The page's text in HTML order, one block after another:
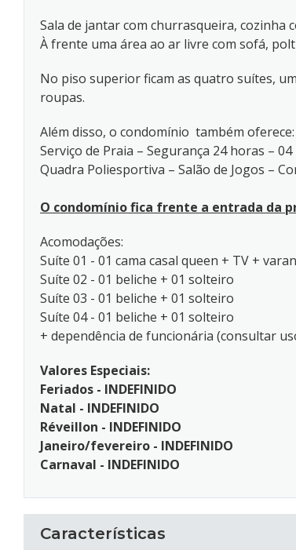
Sala de jantar com churrasqueira, cozinha
À frente uma área ao ar livre com sofá,
No piso superior ficam as quatro suítes,
roupas.
Além disso, o condomínio também oferece:
Serviço de Praia – Segurança 24 horas –
Quadra Poliesportiva – Salão de Jogos –
O condomínio fica frente a entrada da
Acomodações:
Suíte 01 - 01 cama casal queen + TV +
Suíte 02 - 01 beliche + 01 solteiro
Suíte 03 - 01 beliche + 01 solteiro
Suíte 04 - 01 beliche + 01 solteiro
+ dependência de funcionária (consultar
Valores Especiais:
Feriados - INDEFINIDO
Natal - INDEFINIDO
Réveillon - INDEFINIDO
Janeiro/fevereiro - INDEFINIDO
Carnaval - INDEFINIDO
Características